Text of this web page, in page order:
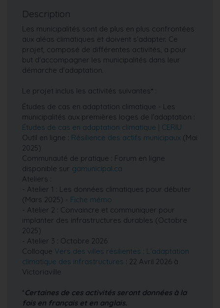
Description
Les municipalités sont de plus en plus confrontées
aux aléas climatiques et doivent s'adapter. Ce
projet, composé de différentes activités, a pour
but d'accompagner les municipalités dans leur
démarche d'adaptation.
Le projet inclus les activités suivantes* :
Études de cas en adaptation climatique - Les
municipalités aux premières loges de l'adaptation :
Études de cas en adaptation climatique | CERIU
Outil en ligne : Résilience des actifs municipaux (Mai
2025)
Communauté de pratique : Forum en ligne
disponible sur gamunicipal.ca
Ateliers :
- Atelier 1 : Les données climatiques pour débuter
(Mars 2025) - Fiche mémo
- Atelier 2 : Convaincre et communiquer pour
implanter des infrastructures durables (Octobre
2025)
- Atelier 3 : Octobre 2026
Colloque Vers des villes résilientes : L'adaptation
climatique des infrastructures : 22 Avril 2026 à
Victoriaville
* Certaines de ces activités seront données à la
fois en français et en anglais.